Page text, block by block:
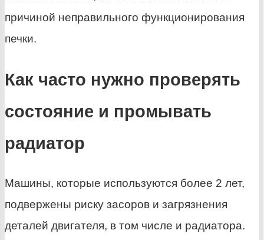
причиной неправильного функционирования
печки.
Как часто нужно проверять
состояние и промывать
радиатор
Машины, которые используются более 2 лет,
подвержены риску засоров и загрязнения
деталей двигателя, в том числе и радиатора.